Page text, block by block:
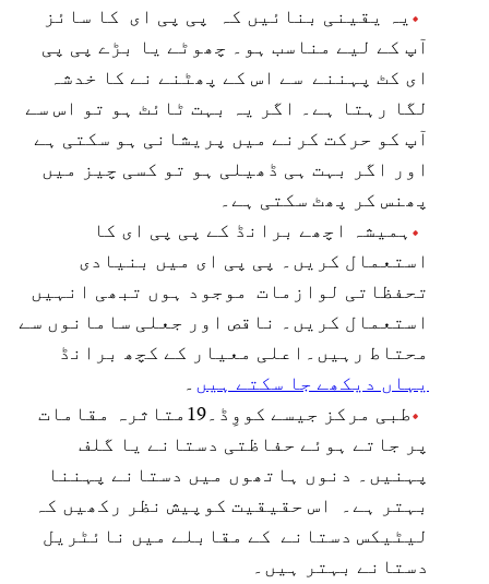
یہ یقینی بنائیں کہ پی پی ای کا سائز
آپ کے لیے مناسب ہو۔ چھوٹے یا بڑے پی پی
ای کٹ پہننے سے اس کے پھٹنے نے کا خدشہ
لگا رہتا ہے۔ اگر یہ بہت ٹائٹ ہو تو اس سے
آپ کو حرکت کرنے میں پریشانی ہو سکتی ہے
اور اگر بہت ہی ڈھیلی ہو تو کسی چیز میں
پھنس کر پھٹ سکتی ہے۔
ہمیشہ اچھے برانڈ کے پی پی ای کا
استعمال کریں۔ پی پی ای میں بنیادی
تحفظاتی لوازمات موجود ہوں تبھی انہیں
استعمال کریں۔ ناقص اور جعلی سامانوں سے
محتاط رہیں۔اعلی معیار کے کچھ برانڈ
یہاں دیکھے جا سکتے ہیں۔
طبی مرکز جیسے کووِڈ۔19متاثرہ مقامات
پر جاتے ہوئے حفاظتی دستانے یا گلف
پہنیں۔ دنوں ہاتھوں میں دستانے پہننا
بہتر ہے۔ اس حقیقیت کوپیش نظر رکھیں کہ
لیٹیکس دستانے کے مقابلے میں نائٹریل
دستانے بہتر ہیں۔